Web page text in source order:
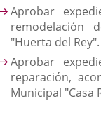
Aprobar
remodelación
"Huerta del Rey".
Aprobar
reparación,
Municipal "Casa